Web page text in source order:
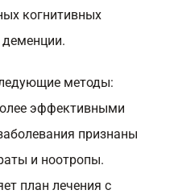
когнитивных
методы:
эффективными
признаны
и ноотропы.
план лечения с